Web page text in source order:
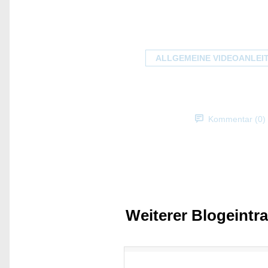
ALLGEMEINE
Kommentar (0)
Weiterer